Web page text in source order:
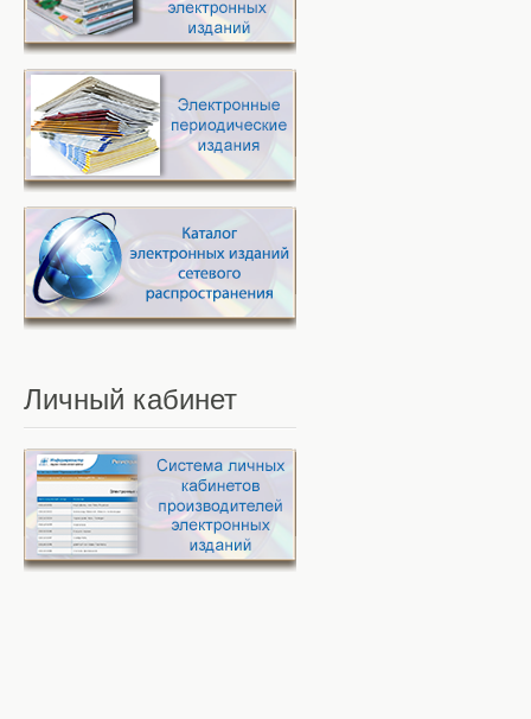
Личный кабинет